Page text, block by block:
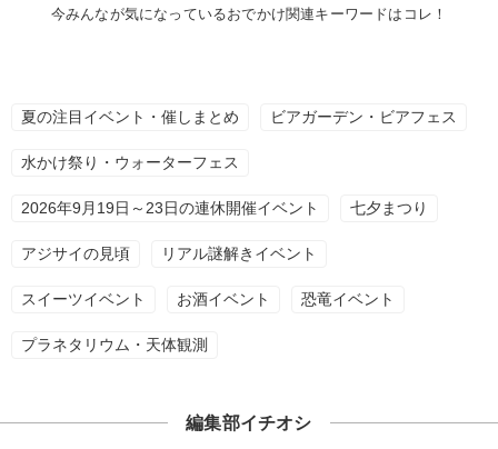
今みんなが気になっているおでかけ関連キーワードはコレ！
夏の注目イベント・催しまとめ ビアガーデン・ビアフェス
水かけ祭り・ウォーターフェス
2026年9月19日～23日の連休開催イベント 七夕まつり
アジサイの見頃 リアル謎解きイベント
スイーツイベント お酒イベント 恐竜イベント
プラネタリウム・天体観測
編集部イチオシ